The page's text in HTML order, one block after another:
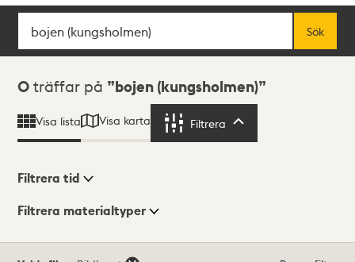
Sök
Sök
Sökresultat
0 träffar på bojen (kungsholmen)
Visa lista Visa karta Filtrera
Visningsläge
Filtrera tid
Filtrera materialtyper